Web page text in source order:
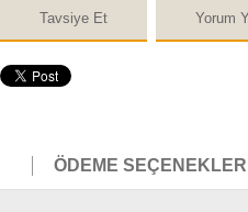
Tavsiye Et Yorum
ÖDEME SEÇENEKLERI